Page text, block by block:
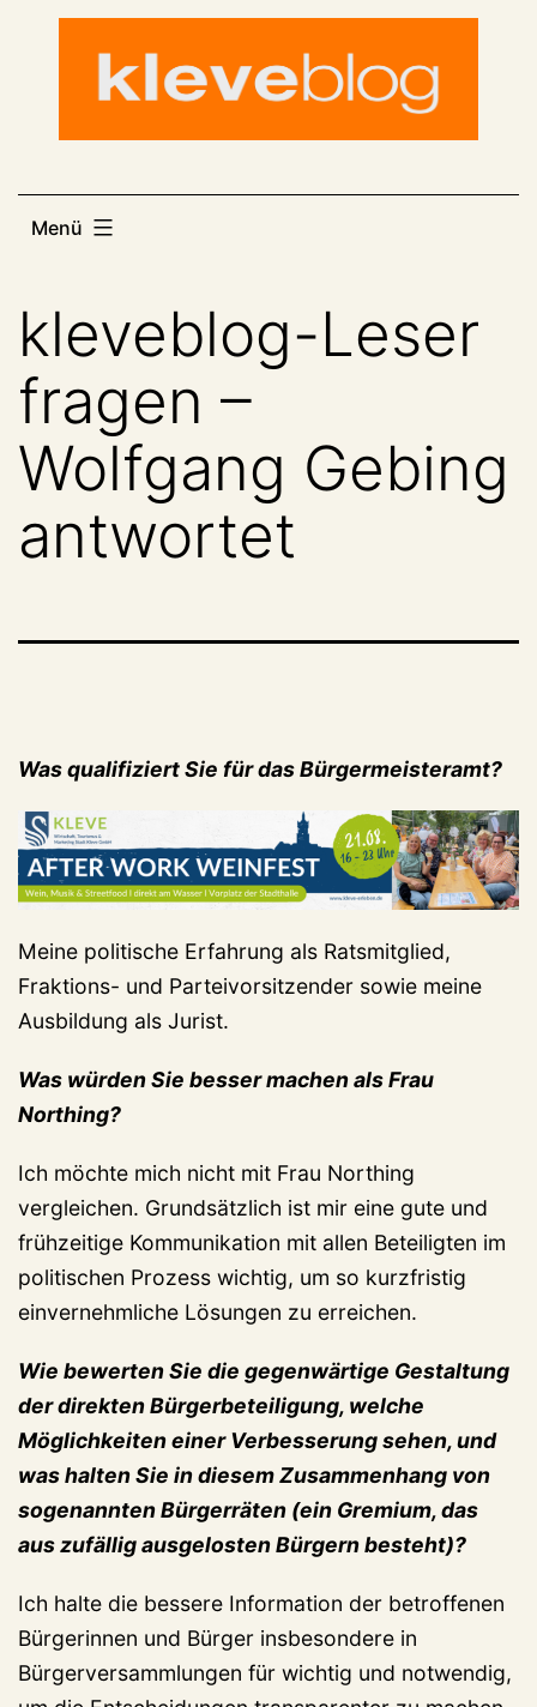
Menü
kleveblog-Leser
fragen –
Wolfgang Gebing
antwortet
Was qualifiziert Sie für das Bürgermeisteramt?
Meine politische Erfahrung als Ratsmitglied,
Fraktions- und Parteivorsitzender sowie meine
Ausbildung als Jurist.
Was würden Sie besser machen als Frau
Northing?
Ich möchte mich nicht mit Frau Northing
vergleichen. Grundsätzlich ist mir eine gute und
frühzeitige Kommunikation mit allen Beteiligten im
politischen Prozess wichtig, um so kurzfristig
einvernehmliche Lösungen zu erreichen.
Wie bewerten Sie die gegenwärtige Gestaltung
der direkten Bürgerbeteiligung, welche
Möglichkeiten einer Verbesserung sehen, und
was halten Sie in diesem Zusammenhang von
sogenannten Bürgerräten (ein Gremium, das
aus zufällig ausgelosten Bürgern besteht)?
Ich halte die bessere Information der betroffenen
Bürgerinnen und Bürger insbesondere in
Bürgerversammlungen für wichtig und notwendig,